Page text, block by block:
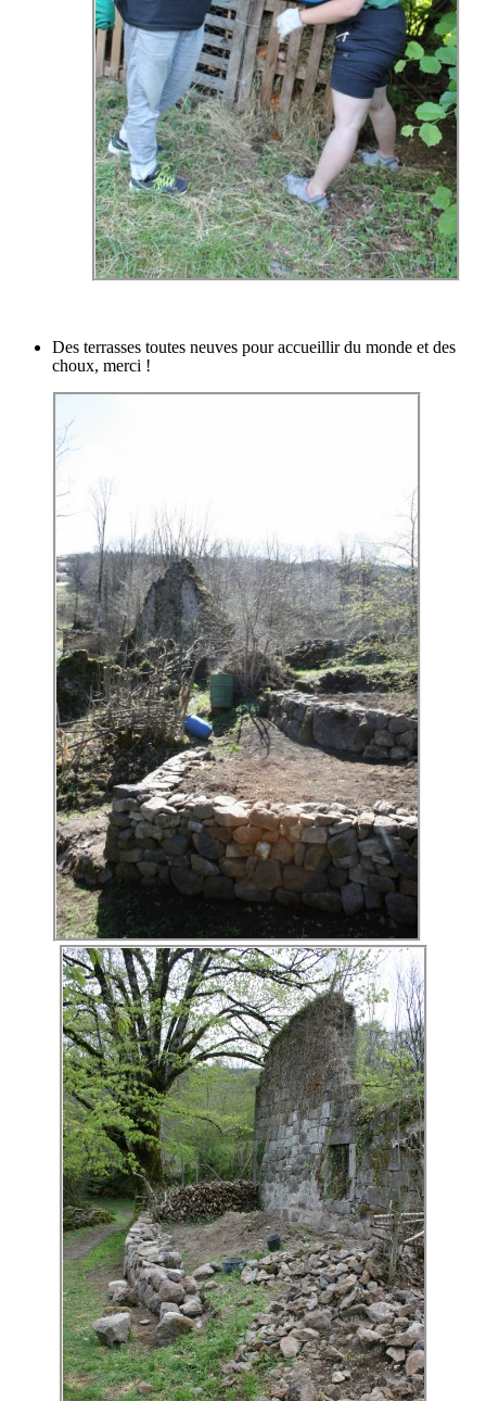
Des terrasses toutes neuves pour accueillir du monde et des
choux, merci !